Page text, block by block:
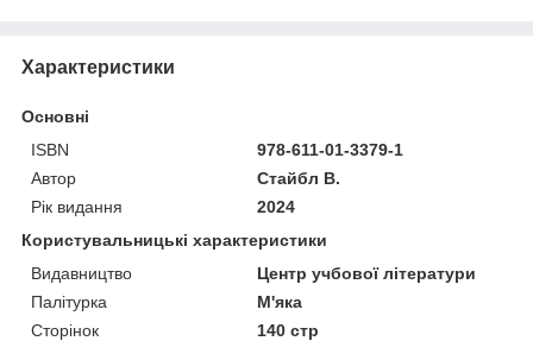
Характеристики
Основні
ISBN
978-611-01-3379-1
Автор
Стайбл В.
Рік видання
2024
Користувальницькі характеристики
Видавництво
Центр учбової літератури
Палітурка
М'яка
Сторінок
140 стр